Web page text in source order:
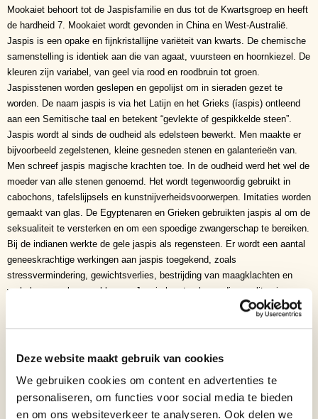
Deze website maakt gebruik van cookies
We gebruiken cookies om content en advertenties te
personaliseren, om functies voor social media te bieden
en om ons websiteverkeer te analyseren. Ook delen we
Mookaiet behoort tot de Jaspisfamilie en dus tot de Kwartsgroep en heeft
de hardheid 7. Mookaiet wordt gevonden in China en West-Australië.
Jaspis is een opake en fijnkristallijne variëteit van kwarts. De chemische
samenstelling is identiek aan die van agaat, vuursteen en hoornkiezel. De
kleuren zijn variabel, van geel via rood en roodbruin tot groen.
Jaspisstenen worden geslepen en gepolijst om in sieraden gezet te
worden. De naam jaspis is via het Latijn en het Grieks (íaspis) ontleend
aan een Semitische taal en betekent “gevlekte of gespikkelde steen”.
Jaspis wordt al sinds de oudheid als edelsteen bewerkt. Men maakte er
bijvoorbeeld zegelstenen, kleine gesneden stenen en galanterieën van.
Men schreef jaspis magische krachten toe. In de oudheid werd het wel de
moeder van alle stenen genoemd. Het wordt tegenwoordig gebruikt in
cabochons, tafelslijpsels en kunstnijverheidsvoorwerpen. Imitaties worden
gemaakt van glas. De Egyptenaren en Grieken gebruikten jaspis al om de
seksualiteit te versterken en om een spoedige zwangerschap te bereiken.
Bij de indianen werkte de gele jaspis als regensteen. Er wordt een aantal
geneeskrachtige werkingen aan jaspis toegekend, zoals
stressvermindering, gewichtsverlies, bestrijding van maagklachten en
verhelpen van leverproblemen. Jaspis hoort volgens diverse literaire
bronnen bij de sterrenbeelden Ram, Maagd, Kreeft en Schorpioen. In het
christelijke geschrift Openbaring 4:2-3 staat geschreven: Op hetzelfde
zat iemand. Degene die daar zat had een uiterlijk als van jaspis en sarder,
Jaspis is een opake en fijnkristallijne variëteit van kwarts. De chemische
samenstelling is identiek aan die van agaat, vuursteen en hoornkiezel. De